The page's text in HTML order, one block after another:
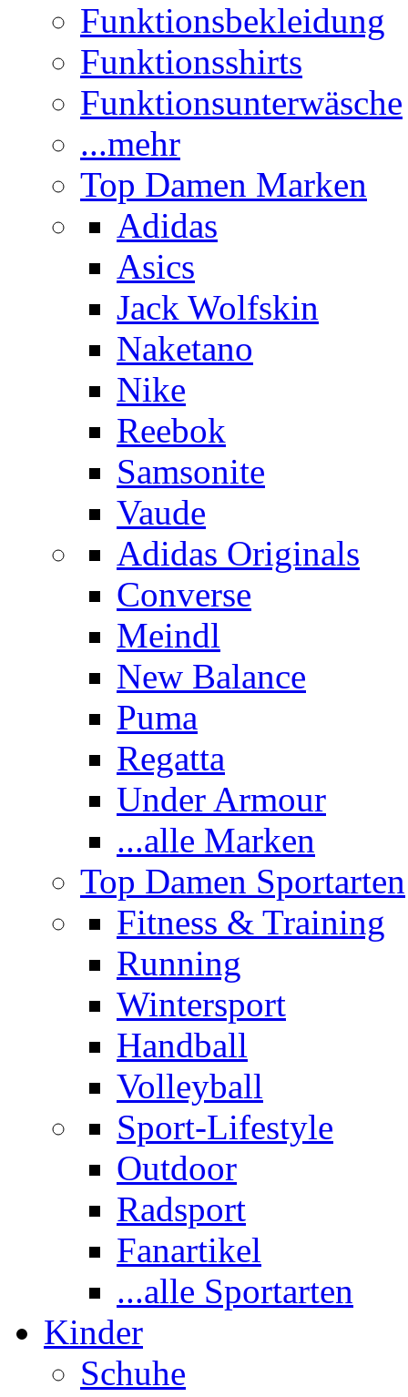
Funktionsbekleidung
Funktionsshirts
Funktionsunterwäsche
...mehr
Top Damen Marken
Adidas
Asics
Jack Wolfskin
Naketano
Nike
Reebok
Samsonite
Vaude
Adidas Originals
Converse
Meindl
New Balance
Puma
Regatta
Under Armour
...alle Marken
Top Damen Sportarten
Fitness & Training
Running
Wintersport
Handball
Volleyball
Sport-Lifestyle
Outdoor
Radsport
Fanartikel
...alle Sportarten
Kinder
Schuhe